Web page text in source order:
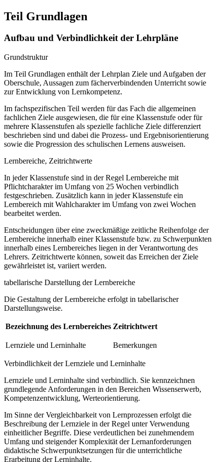
Teil Grundlagen
Aufbau und Verbindlichkeit der Lehrpläne
Grundstruktur
Im Teil Grundlagen enthält der Lehrplan Ziele und Aufgaben der
Oberschule, Aussagen zum fächerverbindenden Unterricht sowie
zur Entwicklung von Lernkompetenz.
Im fachspezifischen Teil werden für das Fach die allgemeinen
fachlichen Ziele ausgewiesen, die für eine Klassenstufe oder für
mehrere Klassenstufen als spezielle fachliche Ziele differenziert
beschrieben sind und dabei die Prozess- und Ergebnisorientierung
sowie die Progression des schulischen Lernens ausweisen.
Lernbereiche, Zeitrichtwerte
In jeder Klassenstufe sind in der Regel Lernbereiche mit
Pflichtcharakter im Umfang von 25 Wochen verbindlich
festgeschrieben. Zusätzlich kann in jeder Klassenstufe ein
Lernbereich mit Wahlcharakter im Umfang von zwei Wochen
bearbeitet werden.
Entscheidungen über eine zweckmäßige zeitliche Reihenfolge der
Lernbereiche innerhalb einer Klassenstufe bzw. zu Schwerpunkten
innerhalb eines Lernbereiches liegen in der Verantwortung des
Lehrers. Zeitrichtwerte können, soweit das Erreichen der Ziele
gewährleistet ist, variiert werden.
tabellarische Darstellung der Lernbereiche
Die Gestaltung der Lernbereiche erfolgt in tabellarischer
Darstellungsweise.
Bezeichnung des Lernbereiches Zeitrichtwert
Lernziele und Lerninhalte Bemerkungen
Verbindlichkeit der Lernziele und Lerninhalte
Lernziele und Lerninhalte sind verbindlich. Sie kennzeichnen
grundlegende Anforderungen in den Bereichen Wissenserwerb,
Kompetenzentwicklung, Werteorientierung.
Im Sinne der Vergleichbarkeit von Lernprozessen erfolgt die
Beschreibung der Lernziele in der Regel unter Verwendung
einheitlicher Begriffe. Diese verdeutlichen bei zunehmendem
Umfang und steigender Komplexität der Lernanforderungen
didaktische Schwerpunktsetzungen für die unterrichtliche
Erarbeitung der Lerninhalte.